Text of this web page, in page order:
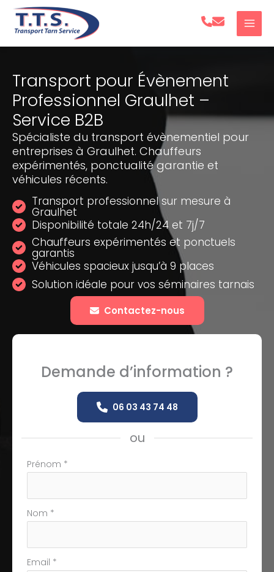
Aller
Transport pour Évènement
Professionnel Graulhet –
Service B2B
Spécialiste du transport évènementiel pour
entreprises à Graulhet. Chauffeurs
expérimentés, ponctualité garantie et
véhicules récents.
Transport professionnel sur mesure à
Graulhet
Disponibilité totale 24h/24 et 7j/7
Chauffeurs expérimentés et ponctuels
garantis
Véhicules spacieux jusqu’à 9 places
Solution idéale pour vos séminaires tarnais
Contactez-nous
Demande d’information ?
06 03 43 74 48
ou
Formulaire
téléphone
Prénom *
Nom *
Email *